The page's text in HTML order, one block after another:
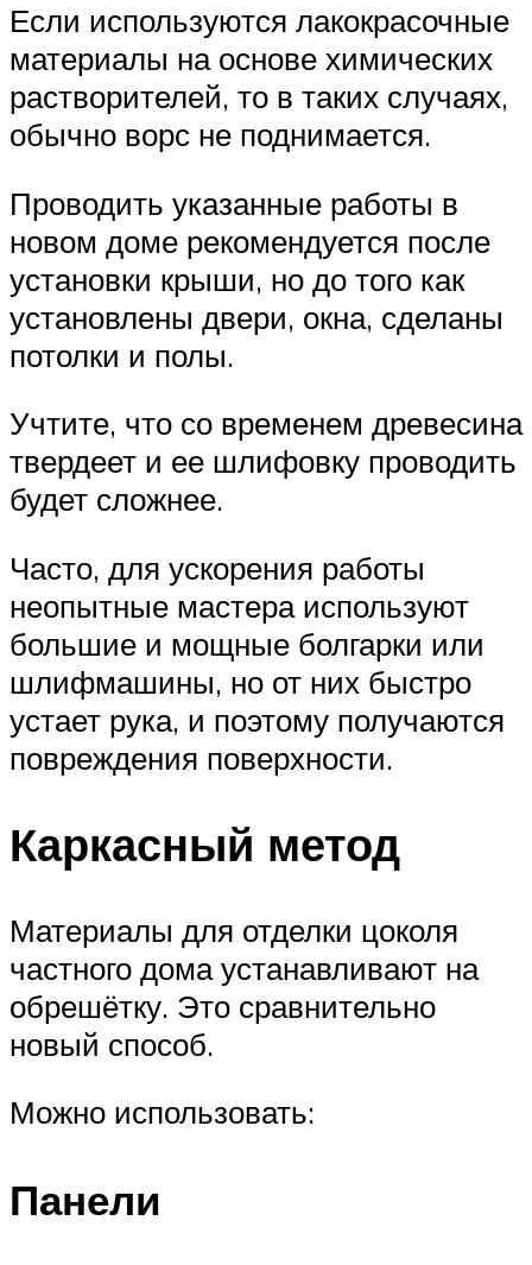
Если используются лакокрасочные
материалы на основе химических
растворителей, то в таких случаях,
обычно ворс не поднимается.
Проводить указанные работы в
новом доме рекомендуется после
установки крыши, но до того как
установлены двери, окна, сделаны
потолки и полы.
Учтите, что со временем древесина
твердеет и ее шлифовку проводить
будет сложнее.
Часто, для ускорения работы
неопытные мастера используют
большие и мощные болгарки или
шлифмашины, но от них быстро
устает рука, и поэтому получаются
повреждения поверхности.
Каркасный метод
Материалы для отделки цоколя
частного дома устанавливают на
обрешётку. Это сравнительно
новый способ.
Можно использовать:
Панели